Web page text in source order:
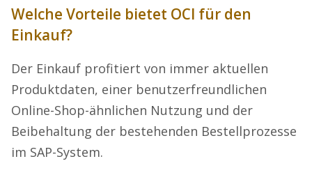
Welche Vorteile bietet OCI für den
Einkauf?
Der Einkauf profitiert von immer aktuellen
Produktdaten, einer benutzerfreundlichen
Online-Shop-ähnlichen Nutzung und der
Beibehaltung der bestehenden Bestellprozesse
im SAP-System.